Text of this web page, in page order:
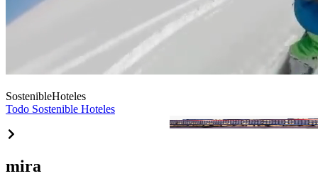
SostenibleHoteles
Todo Sostenible Hoteles
Hilton Garden Inn Erzurum
mira